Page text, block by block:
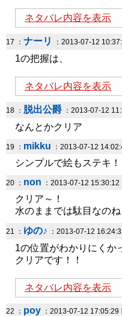
ネタバレ内容を表示
17 ： ナーリ ：2013-07-12
1の把握は、
ネタバレ内容を表示
18 ： 脱出公爵 ：2013-07-12
なんとかクリア
19 ： mikku ：2013-07-12
シンプルで絵もステキ！
20 ： non ：2013-07-12 15:30:12
クリア～！
水のままでは駄目なのね
21 ： ゆの♪ ：2013-07-12
1の位置がわかりにくか
クリアです！！
ネタバレ内容を表示
22 ： poy ：2013-07-12 17:05:29